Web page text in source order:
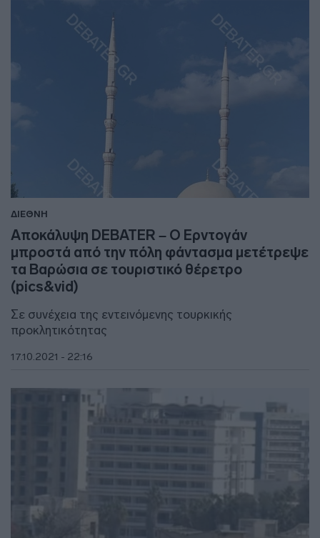
ΔΙΕΘΝΗ
Αποκάλυψη DEBATER – Ο Ερντογάν
μπροστά από την πόλη φάντασμα μετέτρεψε
τα Βαρώσια σε τουριστικό θέρετρο
(pics&vid)
Σε συνέχεια της εντεινόμενης τουρκικής
προκλητικότητας
17.10.2021 - 22:16